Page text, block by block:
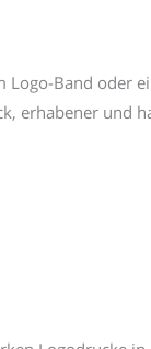
Band oder
erhabener und